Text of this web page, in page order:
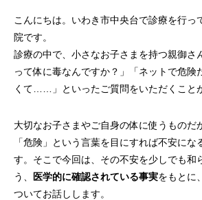
こんにちは。いわき市中央台で診療を行っ
院です。
診療の中で、小さなお子さまを持つ親御さ
って体に毒なんですか？」「ネットで危険
くて……」といったご質問をいただくこと
大切なお子さまやご自身の体に使うものだ
「危険」という言葉を目にすれば不安にな
す。そこで今回は、その不安を少しでも和
う、 医学的に確認されている事実をもとに
ついてお話しします。